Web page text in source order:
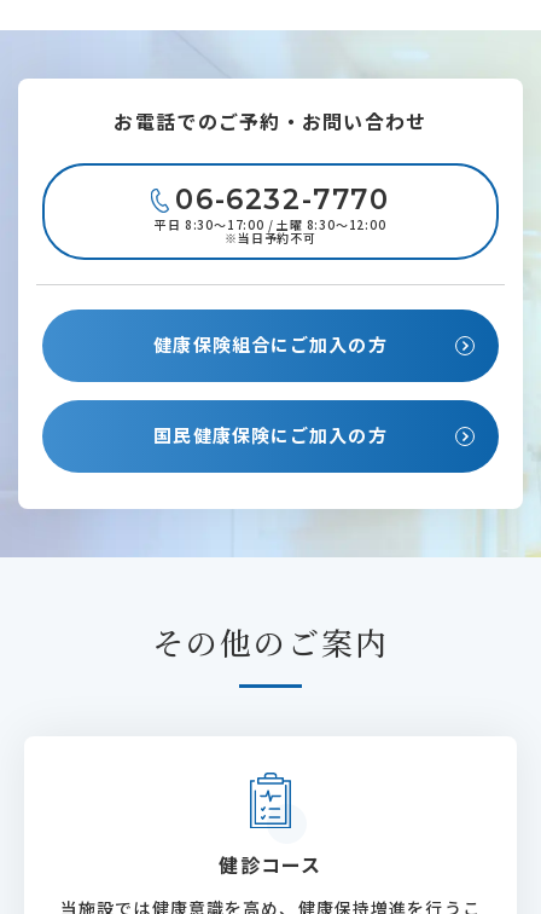
お電話でのご予約・お問い合わせ
06-6232-7770
平日 8:30～17:00 / 土曜 8:30～12:00
※当日予約不可
健康保険組合にご加入の方
国民健康保険にご加入の方
その他のご案内
健診コース
当施設では健康意識を高め、健康保持増進を行うこ